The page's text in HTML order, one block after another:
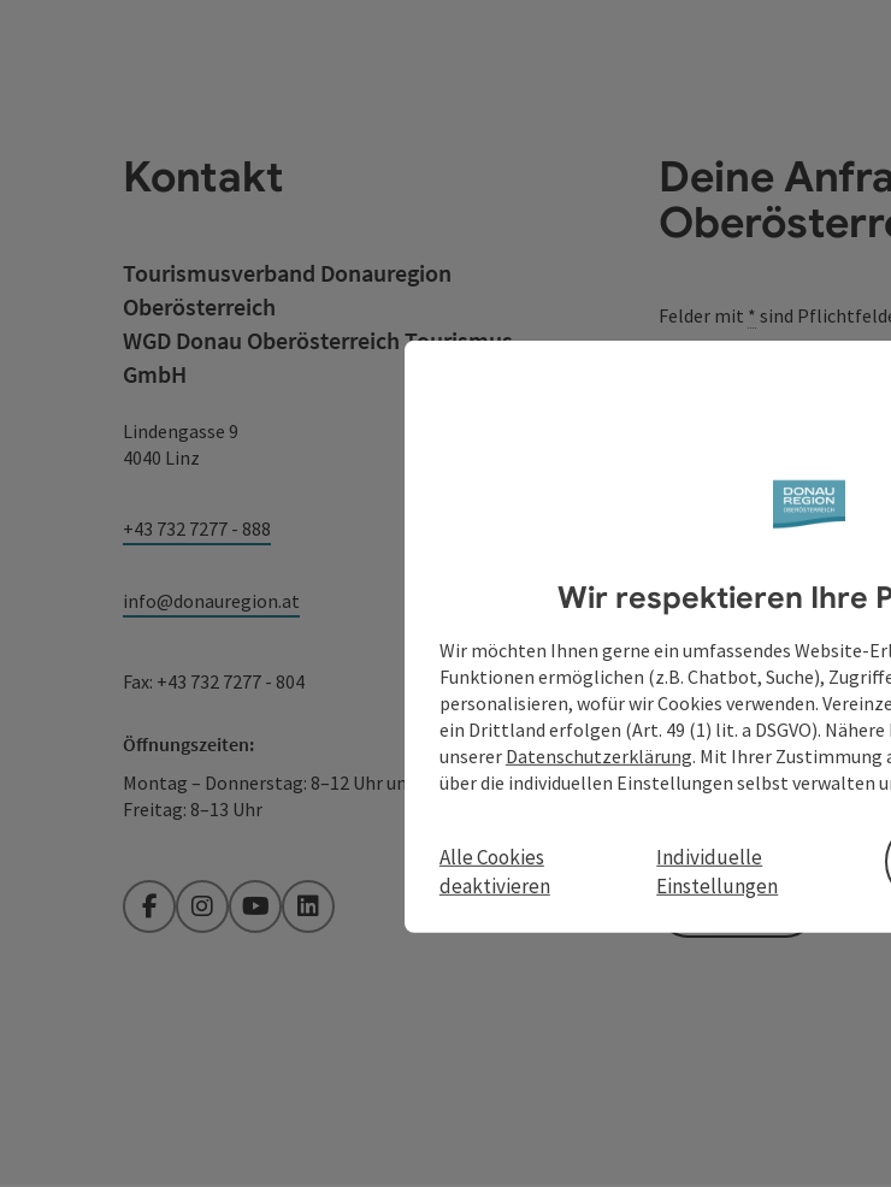
Kontakt
Tourismusverband Donauregion
Oberösterreich
WGD Donau Oberösterreich Tourismus
GmbH
Lindengasse 9
4040 Linz
+43 732 7277 - 888
info@donauregion.at
Fax: +43 732 7277 - 804
Öffnungszeiten:
Montag – Donnerstag: 8–12 Uhr und 13–16 Uhr
Freitag: 8–13 Uhr
FacebookInstagramYouTubeLinkedIn
Deine
Felder mit * sind
Unverbindliche Anfrage
Zum Schutz vor
personenbezogene
Absenden des
ist eine
Deine bekannt gegebenen
WGD Donau
Anfrage verwendet und
touristische
Wir respektieren Ihre
Wir möchten Ihnen gerne ein umfassendes Website-
Funktionen ermöglichen (z.B. Chatbot, Suche),
personalisieren, wofür wir Cookies verwenden.
ein Drittland erfolgen (Art. 49 (1) lit. a DSGVO).
unserer Datenschutzerklärung. Mit Ihrer Zustimmung
über die individuellen Einstellungen selbst verwalten
Alle Cookies
deaktivieren
Individuelle
Einstellungen